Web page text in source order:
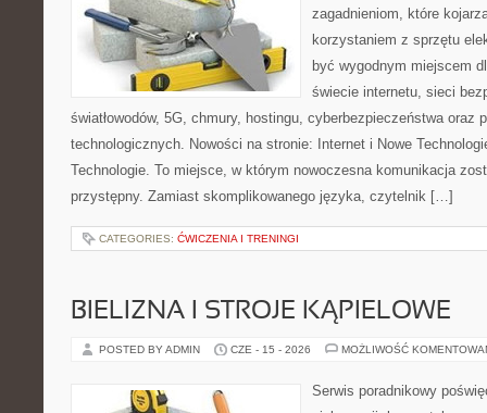
zagadnieniom, które
korzystaniem z sprzętu
być wygodnym miejscem
świecie internetu, sieci
światłowodów, 5G, chmury, hostingu, cyberbezpieczeństwa oraz
technologicznych. Nowości na stronie: Internet i Nowe
Technologie. To miejsce, w którym nowoczesna komunikacja
przystępny. Zamiast skomplikowanego języka, czytelnik […]
CATEGORIES: ĆWICZENIA I TRENINGI
BIELIZNA I STROJE KĄPIELOWE
POSTED BY ADMIN CZE - 15 - 2026 MOŻLIWOŚĆ
Serwis poradnikowy